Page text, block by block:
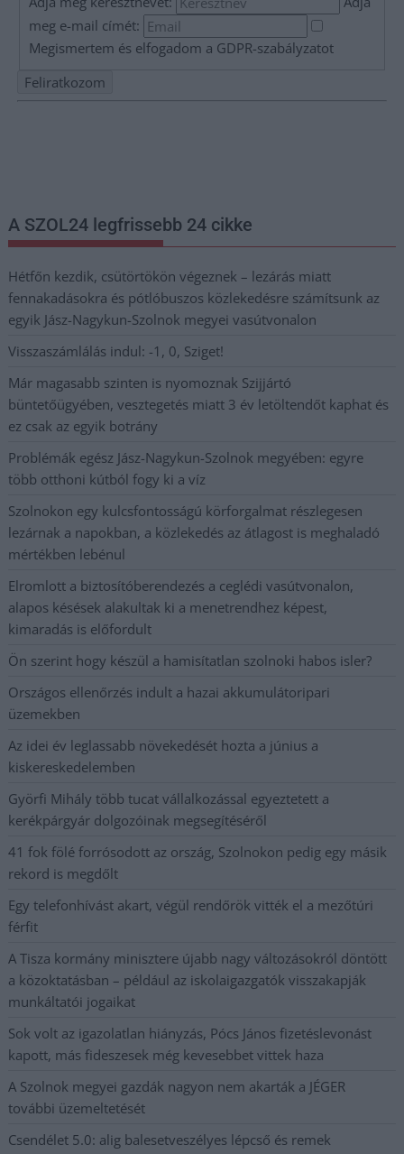
meg e-mail címét:
Megismertem és elfogadom a GDPR-szabályzatot
A SZOL24 legfrissebb 24 cikke
Hétfőn kezdik, csütörtökön végeznek – lezárás miatt
fennakadásokra és pótlóbuszos közlekedésre számítsunk az
egyik Jász-Nagykun-Szolnok megyei vasútvonalon
Visszaszámlálás indul: -1, 0, Sziget!
Már magasabb szinten is nyomoznak Szijjártó
büntetőügyében, vesztegetés miatt 3 év letöltendőt kaphat és
ez csak az egyik botrány
Problémák egész Jász-Nagykun-Szolnok megyében: egyre
több otthoni kútból fogy ki a víz
Szolnokon egy kulcsfontosságú körforgalmat részlegesen
lezárnak a napokban, a közlekedés az átlagost is meghaladó
mértékben lebénul
Elromlott a biztosítóberendezés a ceglédi vasútvonalon,
alapos késések alakultak ki a menetrendhez képest,
kimaradás is előfordult
Ön szerint hogy készül a hamisítatlan szolnoki habos isler?
Országos ellenőrzés indult a hazai akkumulátoripari
üzemekben
Az idei év leglassabb növekedését hozta a június a
kiskereskedelemben
Györfi Mihály több tucat vállalkozással egyeztetett a
kerékpárgyár dolgozóinak megsegítéséről
41 fok fölé forrósodott az ország, Szolnokon pedig egy másik
rekord is megdőlt
Egy telefonhívást akart, végül rendőrök vitték el a mezőtúri
férfit
A Tisza kormány minisztere újabb nagy változásokról döntött
a közoktatásban – például az iskolaigazgatók visszakapják
munkáltatói jogaikat
Sok volt az igazolatlan hiányzás, Pócs János fizetéslevonást
kapott, más fideszesek még kevesebbet vittek haza
A Szolnok megyei gazdák nagyon nem akarták a JÉGER
további üzemeltetését
Csendélet 5.0: alig balesetveszélyes lépcső és remek